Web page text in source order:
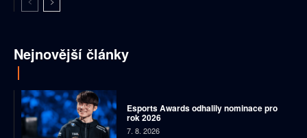
Nejnovější články
Esports Awards odhalily nominace pro
rok 2026
7. 8. 2026